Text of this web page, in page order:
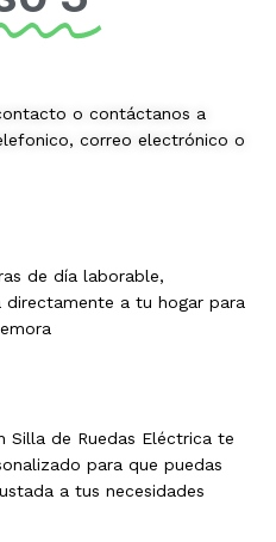
o contáctanos a
correo electrónico o
de día laborable,
a tu hogar para
Silla de Ruedas Eléctrica te
para que puedas
a tus necesidades